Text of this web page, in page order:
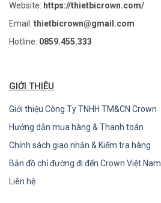
Website: https://thietbicrown.com/
Email: thietbicrown@gmail.com
Hotline: 0859.455.333
GIỚI THIỆU
Giới thiệu Công Ty TNHH TM&CN Crown
Hướng dẫn mua hàng & Thanh toán
Chính sách giao nhận & Kiểm tra hàng
Bản đồ chỉ đường đi đến Crown Việt Nam
Liên hệ